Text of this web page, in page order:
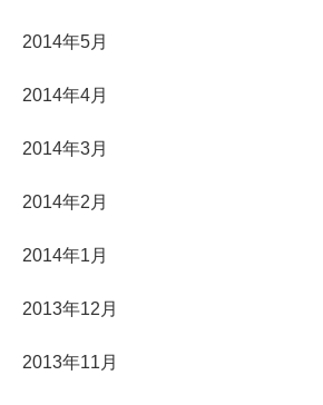
2014年5月
2014年4月
2014年3月
2014年2月
2014年1月
2013年12月
2013年11月